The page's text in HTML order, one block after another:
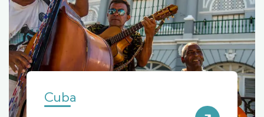
Cuba